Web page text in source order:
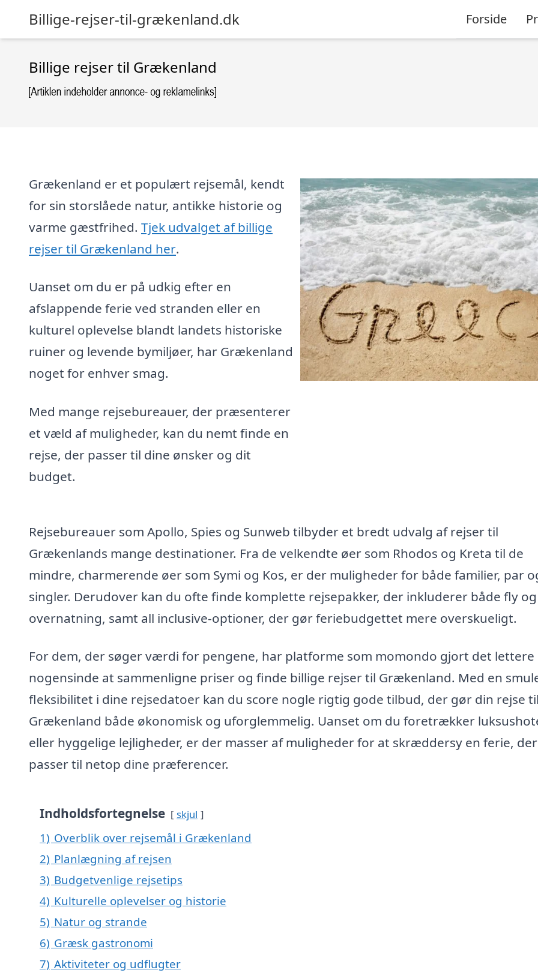
Billige-rejser-til-grækenland.dk Forside
Billige rejser til Grækenland
Grækenland er et populært rejsemål, kendt
for sin storslåede natur, antikke historie og
varme gæstfrihed. Tjek udvalget af billige
rejser til Grækenland her.
Uanset om du er på udkig efter en
afslappende ferie ved stranden eller en
kulturel oplevelse blandt landets historiske
ruiner og levende bymiljøer, har Grækenland
noget for enhver smag.
Med mange rejsebureauer, der præsenterer
et væld af muligheder, kan du nemt finde en
rejse, der passer til dine ønsker og dit
budget.
Rejsebureauer som Apollo, Spies og Sunweb tilbyder et bredt udvalg af rejser til
Grækenlands mange destinationer. Fra de velkendte øer som Rhodos og Kreta til de
mindre, charmerende øer som Symi og Kos, er der muligheder for både familier, par
singler. Derudover kan du ofte finde komplette rejsepakker, der inkluderer både fly og
overnatning, samt all inclusive-optioner, der gør feriebudgettet mere overskueligt.
For dem, der søger værdi for pengene, har platforme som momondo gjort det lettere
nogensinde at sammenligne priser og finde billige rejser til Grækenland. Med en
fleksibilitet i dine rejsedatoer kan du score nogle rigtig gode tilbud, der gør din rejse til
Grækenland både økonomisk og uforglemmelig. Uanset om du foretrækker
eller hyggelige lejligheder, er der masser af muligheder for at skræddersy en ferie, der
passer til netop dine præferencer.
Indholdsfortegnelse skjul
1) Overblik over rejsemål i Grækenland
2) Planlægning af rejsen
3) Budgetvenlige rejsetips
4) Kulturelle oplevelser og historie
5) Natur og strande
6) Græsk gastronomi
7) Aktiviteter og udflugter